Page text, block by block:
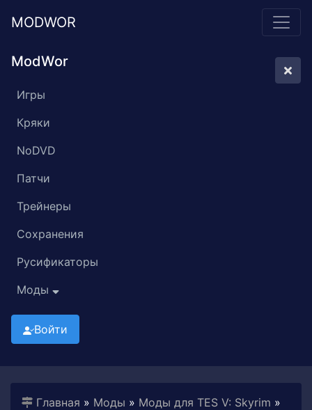
MODWOR
ModWor
Игры
Кряки
NoDVD
Патчи
Трейнеры
Сохранения
Русификаторы
Моды
Войти
Главная » Моды » Моды для TES V: Skyrim »